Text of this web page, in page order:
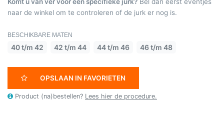
naar de winkel om te controleren of de jurk er nog is.
BESCHIKBARE MATEN
40 t/m 42 42 t/m 44 44 t/m 46 46 t/m 48
OPSLAAN IN FAVORIETEN
Product (na)bestellen? Lees hier de procedure.